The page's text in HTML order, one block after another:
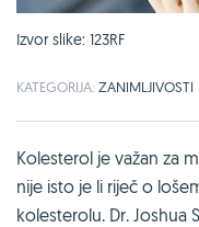
Izvor slike: 123RF
KATEGORIJA: ZANIMLJIVOSTI
Kolesterol je važan za
nije isto je li riječ o
kolesterolu. Dr. Joshua